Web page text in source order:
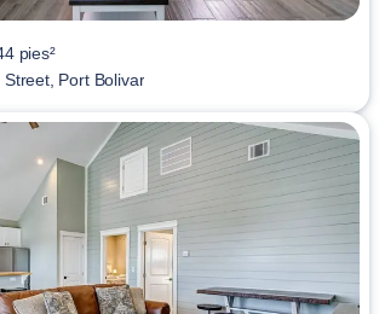
pies²
Street, Port Bolivar